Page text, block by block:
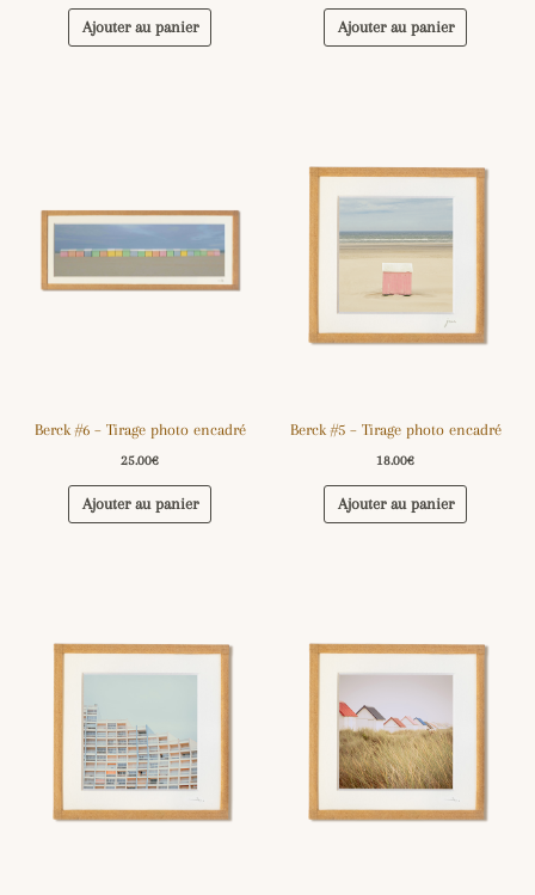
Ajouter au panier Ajouter au panier
Berck #6 – Tirage photo encadré
25.00€
Ajouter au panier
Berck #5 – Tirage photo encadré
18.00€
Ajouter au panier